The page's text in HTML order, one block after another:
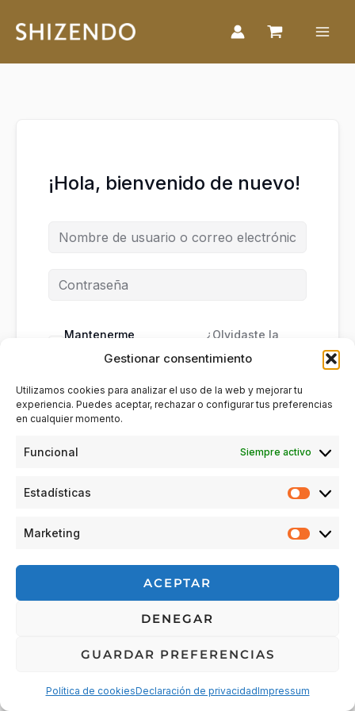
Gestionar consentimiento
Utilizamos cookies para analizar el uso de la web y mejorar tu
experiencia. Puedes aceptar, rechazar o configurar tus preferencias
en cualquier momento.
Funcional Siempre activo
Estadísticas
Marketing
ACEPTAR
DENEGAR
GUARDAR PREFERENCIAS
Política de cookiesDeclaración de privacidadImpressum
¡Hola, bienvenido de nuevo!
Mantenerme
conectado
¿Olvidaste la
contraseña?
Acceder
Aviso legal|Política de privacidad|Política de Cookies|
Terminos y condiciones | Cancelaciones, devoluciones y